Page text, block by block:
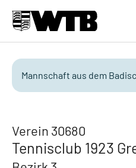
Mannschaft aus dem
Verein 30680
Tennisclub 1923